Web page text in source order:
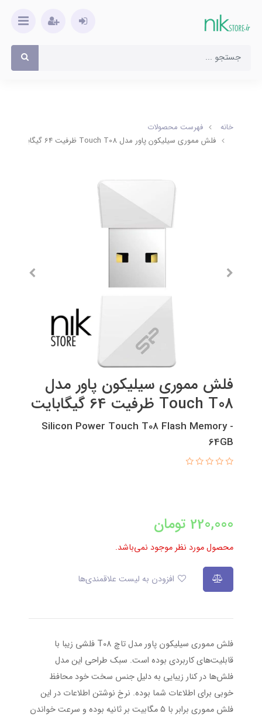
خانه
فهرست محصولات
فلش مموری سیلیکون پاور مدل Touch T08 ظرفیت 64 گیگابایت
فلش مموری سیلیکون پاور مدل
Touch T08 ظرفیت 64 گیگابایت
Silicon Power Touch T08 Flash Memory -
64GB
220,000 تومان
محصول مورد نظر موجود نمی‌باشد.
فلش مموری سیلیکون پاور مدل تاچ T08 فلشی زیبا با
قابلیت‌های کاربردی بوده است. سبک طراحی این مدل
فلش‌ها در کنار زیبایی به دلیل جنس سخت خود محافظ
خوبی برای اطلاعات شما بوده. نرخ نوشتن اطلاعات در این
فلش مموری برابر با 5 مگابیت بر ثانیه بوده و سرعت خواندن